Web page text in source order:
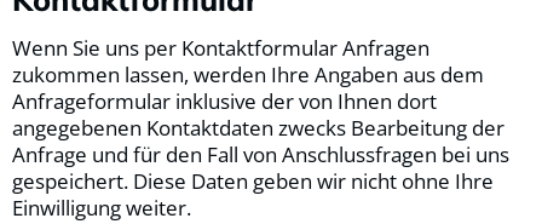
Wenn Sie uns per Kontaktformular Anfragen
zukommen lassen, werden Ihre Angaben aus dem
Anfrageformular inklusive der von Ihnen dort
angegebenen Kontaktdaten zwecks Bearbeitung der
Anfrage und für den Fall von Anschlussfragen bei uns
gespeichert. Diese Daten geben wir nicht ohne Ihre
Einwilligung weiter.